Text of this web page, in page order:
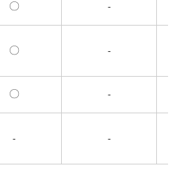
可
-
可
-
可
-
- -